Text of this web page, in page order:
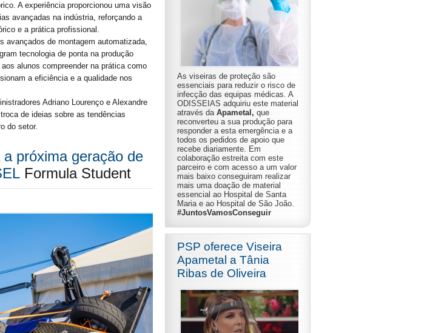
A experiência proporcionou uma visão
avançadas na indústria, reforçando a
e a prática profissional.
avançados de montagem automatizada,
tecnologia de ponta na produção
alunos compreender na prática como
a eficiência e a qualidade nos
Adriano Lourenço e Alexandre
de ideias sobre as tendências
do setor.
próxima geração de
Formula Student
As viseiras de proteção são
essenciais para reduzir o risco de
infecção das equipas médicas. A
ODISSEIAS adquiriu este material
através da Apametal, que
reconverteu a sua produção para
responder a esta emergência e a
todos os pedidos de apoio que
recebe diariamente. Em
colaboração estreita com este
parceiro e com acesso a um valor
mais baixo conseguiram realizar
mais uma doação de material
essencial ao Hospital de Santa
Maria e ao Hospital de São João.
#JuntosVamosConseguir
PSP oferece Viseira
Apametal a Tânia
Ribas de Oliveira